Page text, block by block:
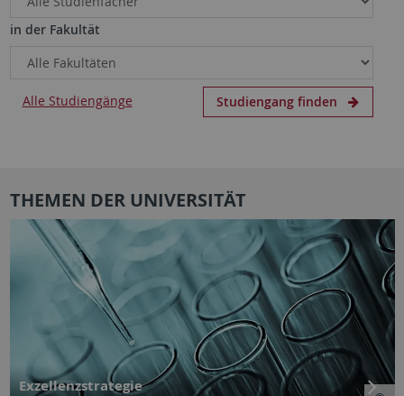
in der Fakultät
Studiengang finden
Alle Studiengänge
THEMEN DER UNIVERSITÄT
Exzellenzstrategie